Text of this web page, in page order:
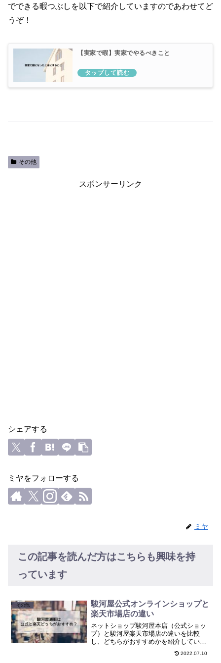
でできる暇つぶしを以下で紹介していますのであわせてど
うぞ！
【実家で暇】実家でやるべきこと
その他
スポンサーリンク
シェアする
ミヤをフォローする
ミヤ
この記事を読んだ方はこちらも興味を持
っています
その他
駿河屋公式オンラインショップと
楽天市場店の違い
ネットショップ駿河屋本店（公式ショッ
プ）と駿河屋楽天市場店の違いを比較
し、どちらがおすすめかを紹介していま
2022.07.10